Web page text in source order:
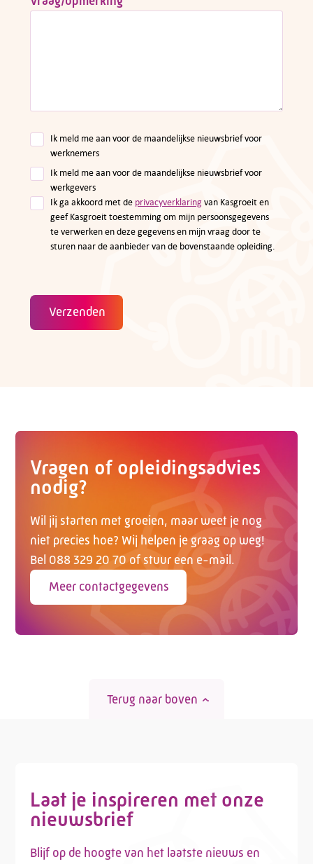
Ik meld me aan voor de maandelijkse nieuwsbrief voor
werknemers
Ik meld me aan voor de maandelijkse nieuwsbrief voor
werkgevers
Ik ga akkoord met de privacyverklaringvan Kasgroeit en
geef Kasgroeit toestemming om mijn persoonsgegevens
te verwerken en deze gegevens en mijn vraag door te
sturen naar de aanbieder van de bovenstaande opleiding.
Verzenden
Vragen of opleidingsadvies
nodig?
Wil jij starten met groeien, maar weet je nog
niet precies hoe? Wij helpen je graag op weg!
Bel 088 329 20 70 of stuur een e-mail.
Meer contactgegevens
Terug naar boven
Laat je inspireren met onze
nieuwsbrief
Blijf op de hoogte van het laatste nieuws en